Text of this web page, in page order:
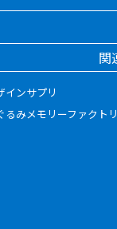
関
インサプリ
るみメモリーファクト